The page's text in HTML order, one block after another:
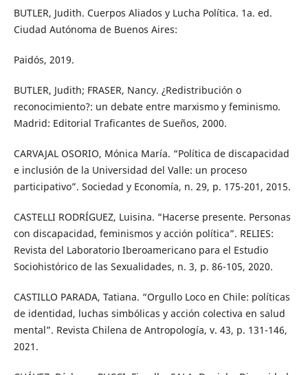
BUTLER, Judith. Cuerpos Aliados y Lucha Política. 1a. ed.
Ciudad Autónoma de Buenos Aires:
Paidós, 2019.
BUTLER, Judith; FRASER, Nancy. ¿Redistribución o
reconocimiento?: un debate entre marxismo y feminismo.
Madrid: Editorial Traficantes de Sueños, 2000.
CARVAJAL OSORIO, Mónica María. “Política de discapacidad
e inclusión de la Universidad del Valle: un proceso
participativo”. Sociedad y Economía, n. 29, p. 175-201, 2015.
CASTELLI RODRÍGUEZ, Luisina. “Hacerse presente. Personas
con discapacidad, feminismos y acción política”. RELIES:
Revista del Laboratorio Iberoamericano para el Estudio
Sociohistórico de las Sexualidades, n. 3, p. 86-105, 2020.
CASTILLO PARADA, Tatiana. “Orgullo Loco en Chile: políticas
de identidad, luchas simbólicas y acción colectiva en salud
mental”. Revista Chilena de Antropología, v. 43, p. 131-146,
2021.